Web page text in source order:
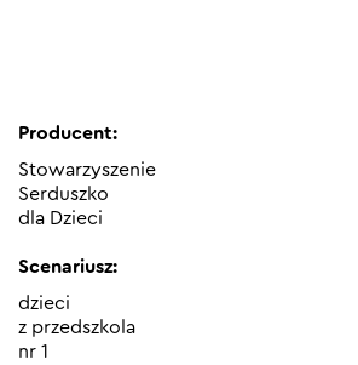
Producent:
Stowarzyszenie
Serduszko
dla Dzieci
Scenariusz:
dzieci
z przedszkola
nr 1